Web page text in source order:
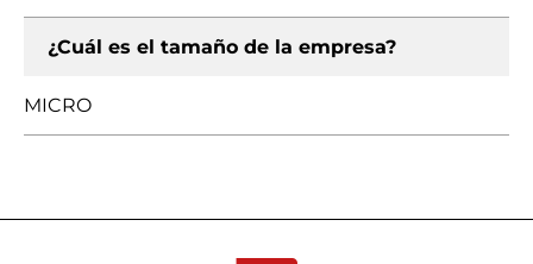
¿Cuál es el tamaño de la empresa?
MICRO